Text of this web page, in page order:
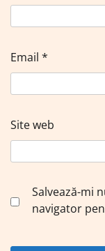
Email *
Site web
Salvează-mi
navigator